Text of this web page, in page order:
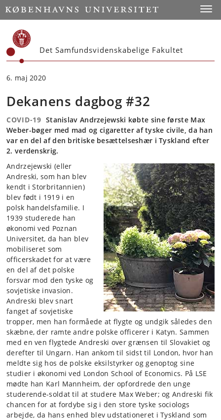
Start
Det Samfundsvidenskabelige Fakultet
6. maj 2020
Dekanens dagbog #32
COVID-19 Stanislav Andrzejewski købte sine første Max
Weber-bøger med mad og cigaretter af tyske civile, da han
var en del af den britiske besættelseshær i Tyskland efter
2. verdenskrig.
Andrzejewski (eller
Andreski, som han blev
kendt i Storbritannien)
blev født i 1919 i en
polsk handelsfamilie. I
1939 studerede han
økonomi ved Poznan
Universitet, da han blev
mobiliseret som
officerskadet for at være
en del af det polske
forsvar mod den tyske og
sovjetiske invasion.
Andreski blev snart
fanget af sovjetiske
tropper, men han formåede at flygte og undgik således den
skæbne, der ramte andre polske officerer i Katyn. Sammen
med en ven flygtede Andreski over grænsen til Slovakiet og
derefter til Ungarn. Han ankom til sidst til London, hvor han
meldte sig hos de polske eksilstyrker og genoptog sine
studier i økonomi ved London School of Economics. På LSE
mødte han Karl Mannheim, der opfordrede den unge
studerende-soldat til at studere Max Weber; og Andreski fik
chancen for at fordybe sig i den store tyske sociologs
arbejde, da hans enhed blev udstationeret i Tyskland som